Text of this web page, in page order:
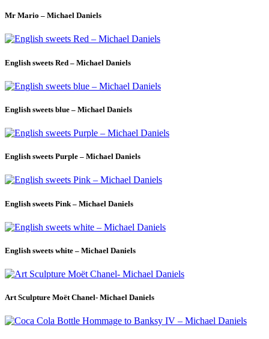
Mr Mario – Michael Daniels
English sweets Red – Michael Daniels
English sweets blue – Michael Daniels
English sweets Purple – Michael Daniels
English sweets Pink – Michael Daniels
English sweets white – Michael Daniels
Art Sculpture Moët Chanel- Michael Daniels